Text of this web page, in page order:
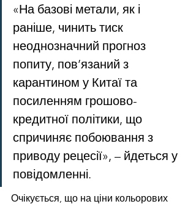
«На базові метали, як і
раніше, чинить тиск
неоднозначний прогноз
попиту, пов’язаний з
карантином у Китаї та
посиленням грошово-
кредитної політики, що
спричиняє побоювання з
приводу рецесії», – йдеться у
повідомленні.
Очікується, що на ціни кольорових